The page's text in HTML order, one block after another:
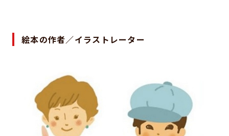
絵本の作者／イラストレーター